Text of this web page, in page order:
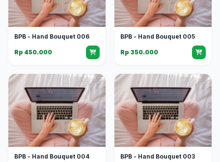
BPB - Hand Bouquet 006
Rp 450.000
BPB - Hand Bouquet 005
Rp 350.000
BPB - Hand Bouquet 004 BPB - Hand Bouquet 003